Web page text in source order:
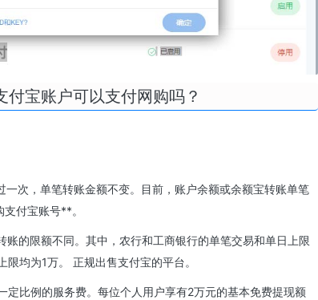
宝账户可以支付网购吗？
次，单笔转账金额不变。目前，账户余额或余额宝转账单笔
付宝账号**。
的限额不同。其中，农行和工商银行的单笔交易和单日上限
均为1万。 正规出售支付宝的平台。
定比例的服务费。每位个人用户享有2万元的基本免费提现额